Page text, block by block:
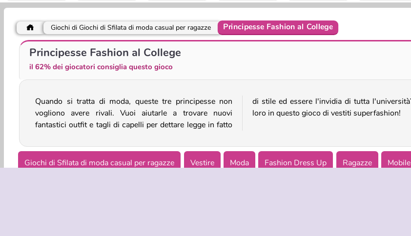
Giochi di Giochi di Sfilata di moda casual per ragazze Principesse Fashion al College
Principesse Fashion al College
il 62% dei giocatori consiglia questo gioco
Quando si tratta di moda, queste tre principesse non
vogliono avere rivali. Vuoi aiutarle a trovare nuovi
fantastici outfit e tagli di capelli per dettare legge in fatto
di stile ed essere l'invidia di tutta l'università? Unisciti a
loro in questo gioco di vestiti superfashion!
Giochi di Sfilata di moda casual per ragazze Vestire Moda Fashion Dress Up Ragazze Mobile